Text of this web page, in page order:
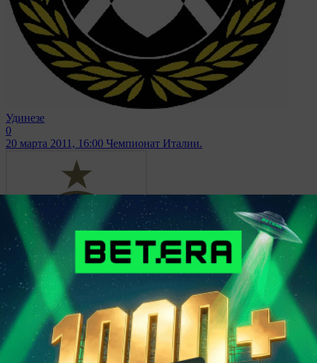
Удинезе
0
20 марта 2011, 16:00 Чемпионат Италии.
Интер
Лечче
0
13 марта 2011, 16:00 Чемпионат Италии.
Лечче